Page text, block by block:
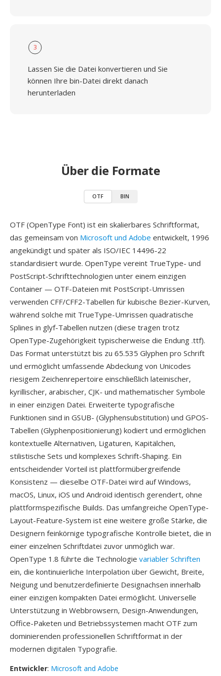
3
Lassen Sie die Datei konvertieren und Sie
können Ihre bin-Datei direkt danach
herunterladen
Über die Formate
OTF BIN
OTF (OpenType Font) ist ein skalierbares Schriftformat,
das gemeinsam von Microsoft und Adobe entwickelt, 1996
angekündigt und später als ISO/IEC 14496-22
standardisiert wurde. OpenType vereint TrueType- und
PostScript-Schrifttechnologien unter einem einzigen
Container — OTF-Dateien mit PostScript-Umrissen
verwenden CFF/CFF2-Tabellen für kubische Bezier-Kurven,
während solche mit TrueType-Umrissen quadratische
Splines in glyf-Tabellen nutzen (diese tragen trotz
OpenType-Zugehörigkeit typischerweise die Endung .ttf).
Das Format unterstützt bis zu 65.535 Glyphen pro Schrift
und ermöglicht umfassende Abdeckung von Unicodes
riesigem Zeichenrepertoire einschließlich lateinischer,
kyrillischer, arabischer, CJK- und mathematischer Symbole
in einer einzigen Datei. Erweiterte typografische
Funktionen sind in GSUB- (Glyphensubstitution) und GPOS-
Tabellen (Glyphenpositionierung) kodiert und ermöglichen
kontextuelle Alternativen, Ligaturen, Kapitälchen,
stilistische Sets und komplexes Schrift-Shaping. Ein
entscheidender Vorteil ist plattformübergreifende
Konsistenz — dieselbe OTF-Datei wird auf Windows,
macOS, Linux, iOS und Android identisch gerendert, ohne
plattformspezifische Builds. Das umfangreiche OpenType-
Layout-Feature-System ist eine weitere große Stärke, die
Designern feinkörnige typografische Kontrolle bietet, die in
einer einzelnen Schriftdatei zuvor unmöglich war.
OpenType 1.8 führte die Technologie variabler Schriften
ein, die kontinuierliche Interpolation über Gewicht, Breite,
Neigung und benutzerdefinierte Designachsen innerhalb
einer einzigen kompakten Datei ermöglicht. Universelle
Unterstützung in Webbrowsern, Design-Anwendungen,
Office-Paketen und Betriebssystemen macht OTF zum
dominierenden professionellen Schriftformat in der
modernen digitalen Typografie.
Entwickler: Microsoft and Adobe